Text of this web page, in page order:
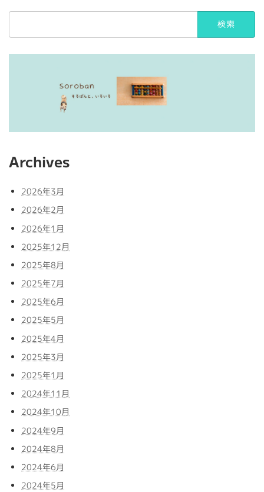
Archives
2026年3月
2026年2月
2026年1月
2025年12月
2025年8月
2025年7月
2025年6月
2025年5月
2025年4月
2025年3月
2025年1月
2024年11月
2024年10月
2024年9月
2024年8月
2024年6月
2024年5月